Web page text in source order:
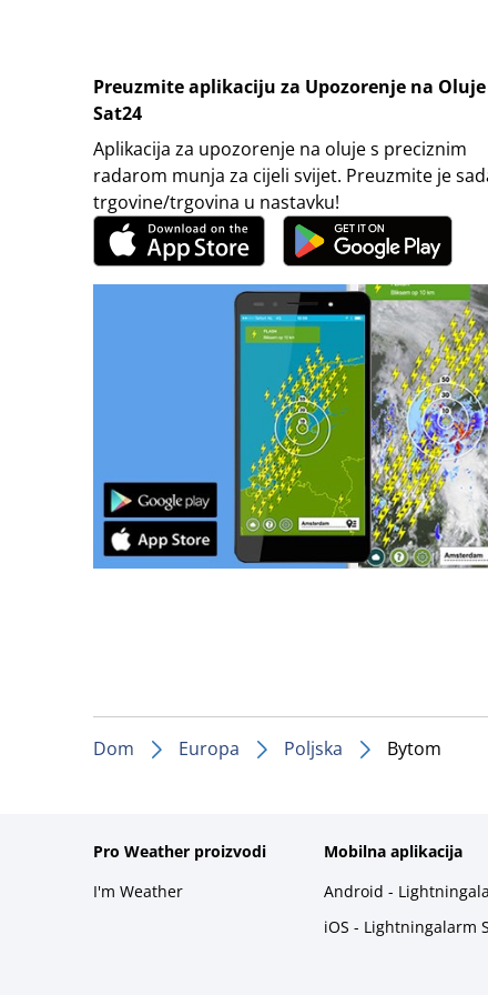
Preuzmite aplikaciju za Upozorenje na Oluje
Sat24
Aplikacija za upozorenje na oluje s preciznim
radarom munja za cijeli svijet. Preuzmite je
trgovine/trgovina u nastavku!
Dom Europa Poljska Bytom
Pro Weather proizvodi
I'm Weather
Mobilna aplikacija
Android -
iOS - Lightningalarm